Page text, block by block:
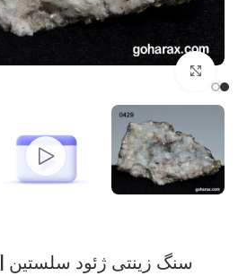
سنگ زینتی ژئود سلستین | code:0429